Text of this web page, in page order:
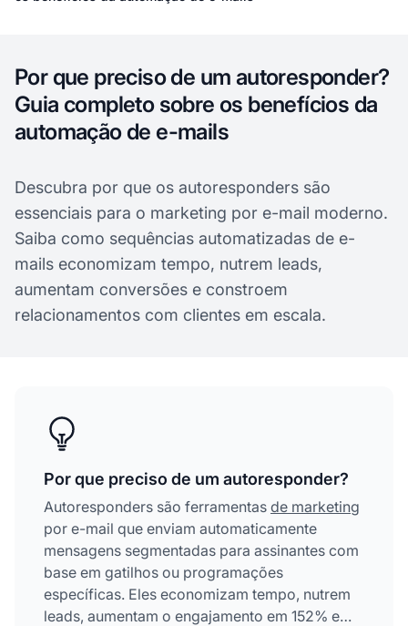
Por que preciso de um autoresponder?
Guia completo sobre os benefícios da
automação de e-mails
Descubra por que os autoresponders são
essenciais para o marketing por e-mail moderno.
Saiba como sequências automatizadas de e-
mails economizam tempo, nutrem leads,
aumentam conversões e constroem
relacionamentos com clientes em escala.
Por que preciso de um autoresponder?
Autoresponders são ferramentas de marketing
por e-mail que enviam automaticamente
mensagens segmentadas para assinantes com
base em gatilhos ou programações
específicas. Eles economizam tempo, nutrem
leads, aumentam o engajamento em 152% e